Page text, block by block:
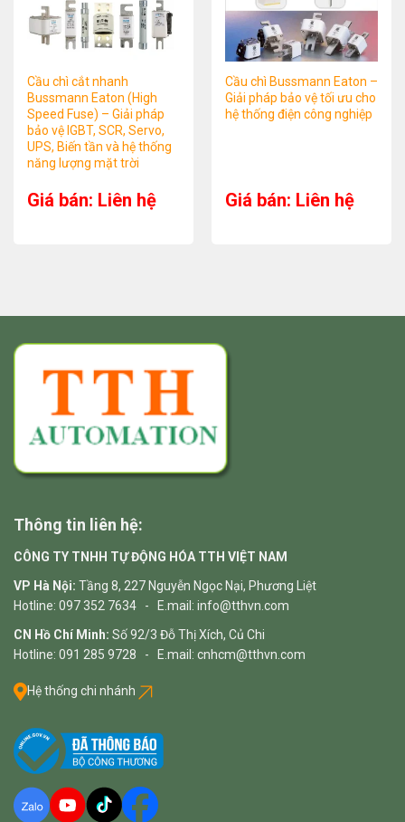
Cầu chì cắt nhanh
Bussmann Eaton (High
Speed Fuse) – Giải pháp
bảo vệ IGBT, SCR, Servo,
UPS, Biến tần và hệ thống
năng lượng mặt trời
Giá bán: Liên hệ
Cầu chì Bussmann Eaton –
Giải pháp bảo vệ tối ưu cho
hệ thống điện công nghiệp
Giá bán: Liên hệ
Thông tin liên hệ:
CÔNG TY TNHH TỰ ĐỘNG HÓA TTH VIỆT NAM
VP Hà Nội: Tầng 8, 227 Nguyễn Ngọc Nại, Phương Liệt
Hotline: 097 352 7634 - E.mail: info@tthvn.com
CN Hồ Chí Minh: Số 92/3 Đỗ Thị Xích, Củ Chi
Hotline: 091 285 9728 - E.mail: cnhcm@tthvn.com
Hệ thống chi nhánh